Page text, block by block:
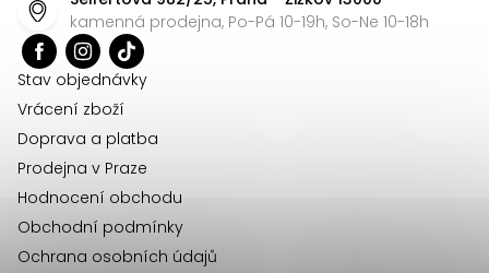
kamenná prodejna, Po-Pá 10-19h, So-Ne 10-18h
Stav objednávky
Vrácení zboží
Doprava a platba
Prodejna v Praze
Hodnocení obchodu
Obchodní podmínky
Ochrana osobních údajů